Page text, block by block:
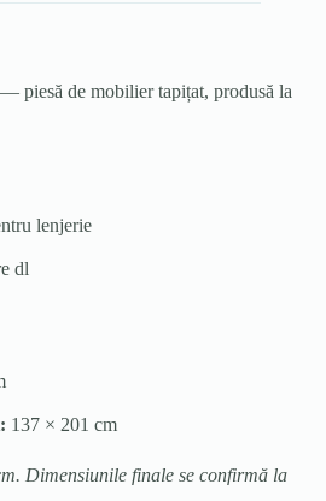
— piesă de mobilier tapițat, produsă la
lenjerie
dl
137 × 201 cm
Dimensiunile finale se confirmă la